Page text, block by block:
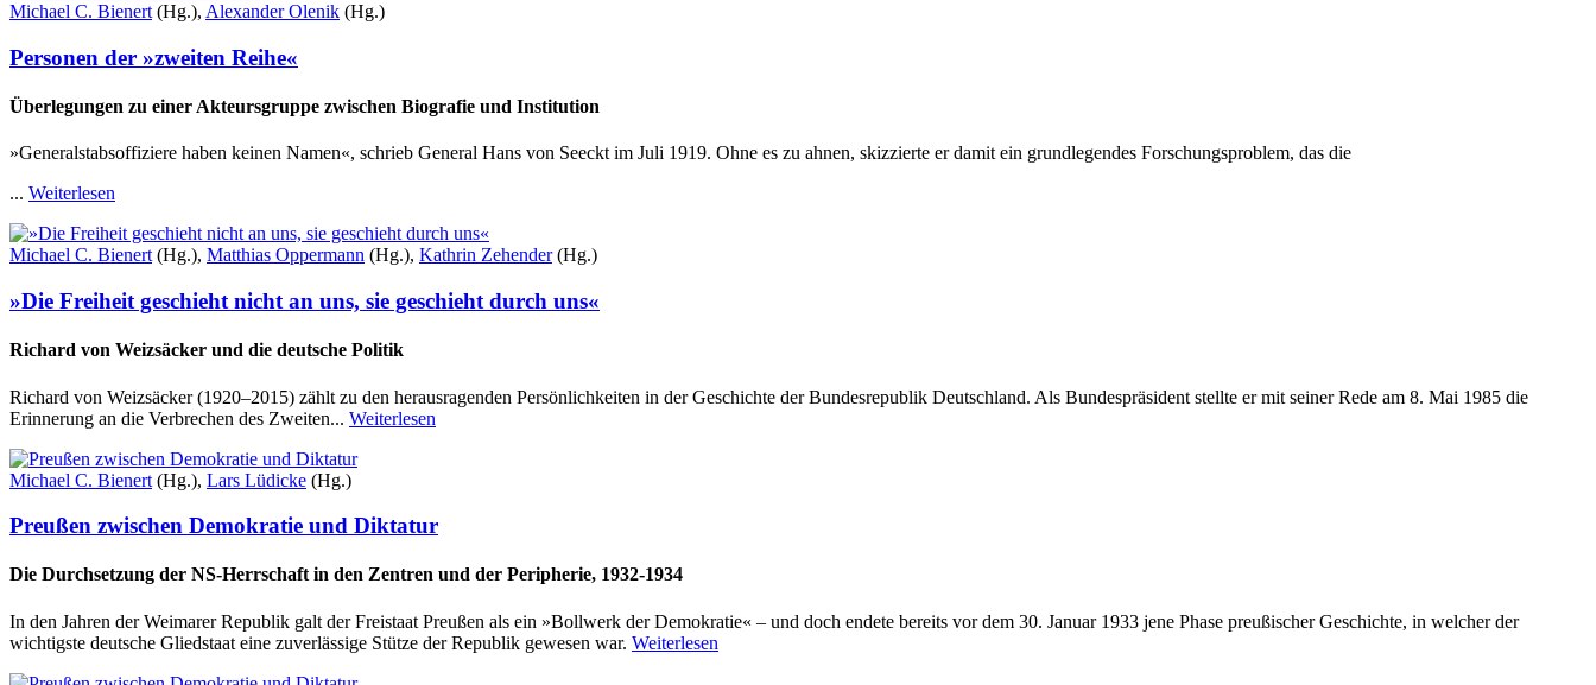
Michael C. Bienert (Hg.), Alexander Olenik (Hg.)
Personen der »zweiten Reihe«
Überlegungen zu einer Akteursgruppe zwischen Biografie und Institution
»Generalstabsoffiziere haben keinen Namen«, schrieb General Hans von Seeckt im Juli 1919. Ohne es zu ahnen, skizzierte er damit ein grundlegendes Forschungsproblem, das die
... Weiterlesen
Michael C. Bienert (Hg.), Matthias Oppermann (Hg.), Kathrin Zehender(Hg.)
»Die Freiheit geschieht nicht an uns, sie geschieht durch uns«
Richard von Weizsäcker und die deutsche Politik
Richard von Weizsäcker (1920–2015) zählt zu den herausragenden Persönlichkeiten in der Geschichte der Bundesrepublik Deutschland. Als Bundespräsident stellte er mit seiner Rede am 8. Mai 1985 die
Erinnerung an die Verbrechen des Zweiten... Weiterlesen
Michael C. Bienert (Hg.), Lars Lüdicke (Hg.)
Preußen zwischen Demokratie und Diktatur
Die Durchsetzung der NS-Herrschaft in den Zentren und der Peripherie, 1932-1934
In den Jahren der Weimarer Republik galt der Freistaat Preußen als ein »Bollwerk der Demokratie« – und doch endete bereits vor dem 30. Januar 1933 jene Phase preußischer Geschichte, in welcher der
wichtigste deutsche Gliedstaat eine zuverlässige Stütze der Republik gewesen war. Weiterlesen